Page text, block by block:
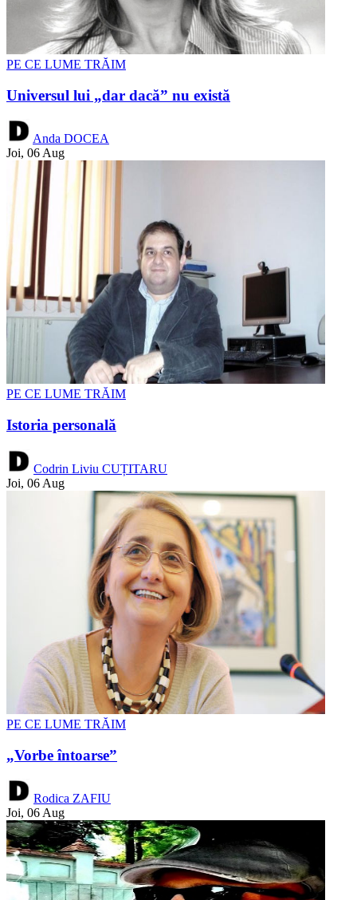
PE CE LUME TRĂIM
Universul lui „dar dacă” nu există
Anda DOCEA
Joi, 06 Aug
PE CE LUME TRĂIM
Istoria personală
Codrin Liviu CUȚITARU
Joi, 06 Aug
PE CE LUME TRĂIM
„Vorbe întoarse”
Rodica ZAFIU
Joi, 06 Aug